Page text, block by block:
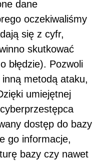
dane
oczekiwaliśmy
się z cyfr,
skutkować
błędzie). Pozwoli
metodą ataku,
umiejętnej
dostęp do bazy
go informacje,
bazy czy nawet